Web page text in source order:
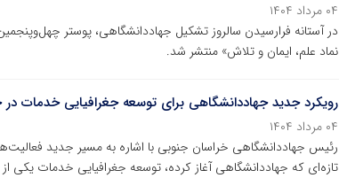
۰۴ مرداد ۱۴۰۴
در آستانه فرارسیدن سالروز تشکیل جهاددانشگاهی، پوستر
نماد علم، ایمان و تلاش» منتشر شد.
رویکرد جدید جهاددانشگاهی برای توسعه جغرافیایی خدمات
۰۴ مرداد ۱۴۰۴
رئیس جهاددانشگاهی خراسان جنوبی با اشاره به مسیر جدید
تازه‌ای که جهاددانشگاهی آغاز کرده، توسعه جغرافیایی خدمات یکی